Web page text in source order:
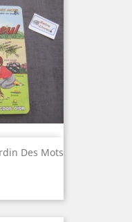
Des Mots